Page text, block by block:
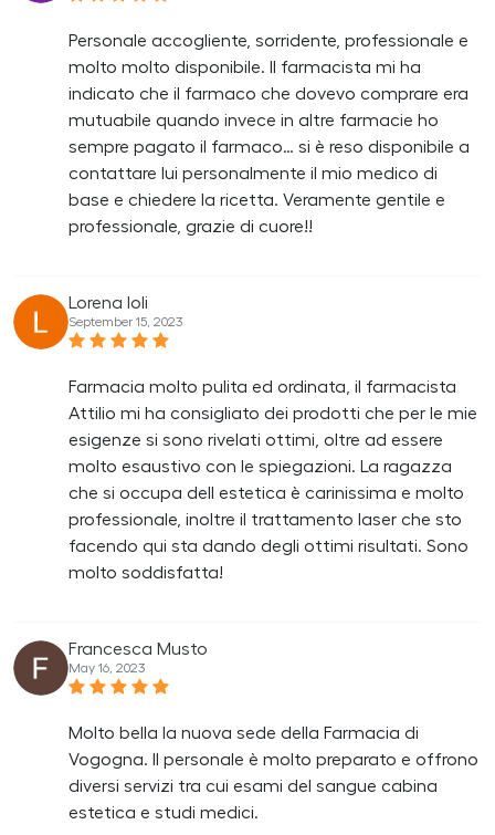
Personale accogliente, sorridente, professionale e
molto molto disponibile. Il farmacista mi ha
indicato che il farmaco che dovevo comprare era
mutuabile quando invece in altre farmacie ho
sempre pagato il farmaco… si è reso disponibile a
contattare lui personalmente il mio medico di
base e chiedere la ricetta. Veramente gentile e
professionale, grazie di cuore!!
Lorena Ioli
September 15, 2023
Farmacia molto pulita ed ordinata, il farmacista
Attilio mi ha consigliato dei prodotti che per le mie
esigenze si sono rivelati ottimi, oltre ad essere
molto esaustivo con le spiegazioni. La ragazza
che si occupa dell estetica è carinissima e molto
professionale, inoltre il trattamento laser che sto
facendo qui sta dando degli ottimi risultati. Sono
molto soddisfatta!
Francesca Musto
May 16, 2023
Molto bella la nuova sede della Farmacia di
Vogogna. Il personale è molto preparato e offrono
diversi servizi tra cui esami del sangue cabina
estetica e studi medici.